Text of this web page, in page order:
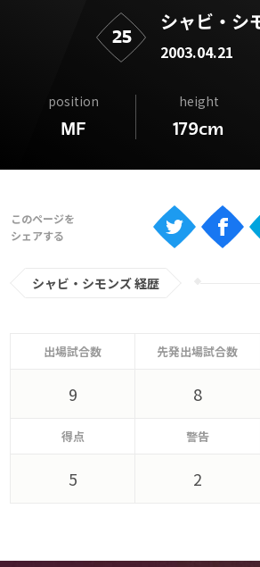
大会について
25
シャビ・シ
2003.04.21
position
MF
height
179cm
シャビ・シモンズ 経歴
出場試合数
9
先発出場試合数
8
得点
5
警告
2